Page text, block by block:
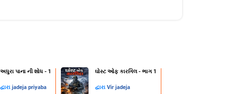
અધુરા પાના ની શોધ - 1
દ્વારા jadeja priyaba
ઘોસ્ટ ઓફ કારગિલ - ભાગ 1
દ્વારા Vir jadeja